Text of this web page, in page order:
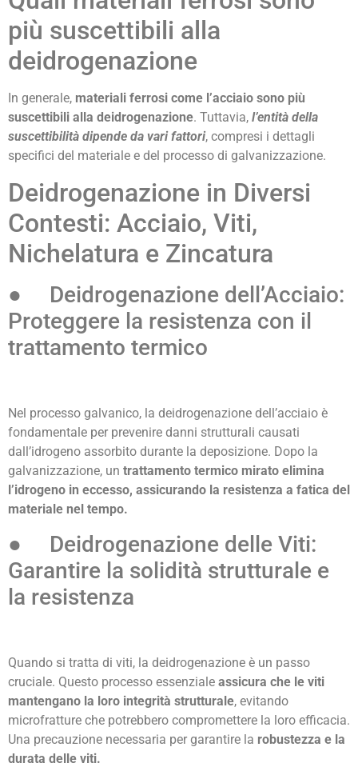
più suscettibili alla
deidrogenazione
In generale, materiali ferrosi come l’acciaio sono più
suscettibili alla deidrogenazione. Tuttavia, l’entità della
suscettibilità dipende da vari fattori, compresi i dettagli
specifici del materiale e del processo di galvanizzazione.
Deidrogenazione in Diversi
Contesti: Acciaio, Viti,
Nichelatura e Zincatura
● Deidrogenazione dell’Acciaio:
Proteggere la resistenza con il
trattamento termico
Nel processo galvanico, la deidrogenazione dell’acciaio è
fondamentale per prevenire danni strutturali causati
dall’idrogeno assorbito durante la deposizione. Dopo la
galvanizzazione, un trattamento termico mirato elimina
l’idrogeno in eccesso, assicurando la resistenza a fatica del
materiale nel tempo.
● Deidrogenazione delle Viti:
Garantire la solidità strutturale e
la resistenza
Quando si tratta di viti, la deidrogenazione è un passo
cruciale. Questo processo essenziale assicura che le viti
mantengano la loro integrità strutturale, evitando
microfratture che potrebbero compromettere la loro efficacia.
Una precauzione necessaria per garantire la robustezza e la
durata delle viti.